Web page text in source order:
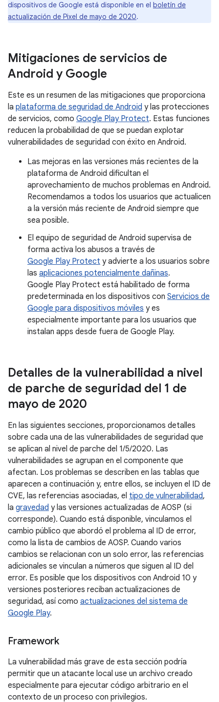
dispositivos de Google está disponible en el boletín de
actualización de Pixel de mayo de 2020.
Mitigaciones de servicios de
Android y Google
Este es un resumen de las mitigaciones que proporciona
la plataforma de seguridad de Android y las protecciones
de servicios, como Google Play Protect. Estas funciones
reducen la probabilidad de que se puedan explotar
vulnerabilidades de seguridad con éxito en Android.
Las mejoras en las versiones más recientes de la
plataforma de Android dificultan el
aprovechamiento de muchos problemas en Android.
Recomendamos a todos los usuarios que actualicen
a la versión más reciente de Android siempre que
sea posible.
El equipo de seguridad de Android supervisa de
forma activa los abusos a través de
Google Play Protect y advierte a los usuarios sobre
las aplicaciones potencialmente dañinas.
Google Play Protect está habilitado de forma
predeterminada en los dispositivos con Servicios de
Google para dispositivos móviles y es
especialmente importante para los usuarios que
instalan apps desde fuera de Google Play.
Detalles de la vulnerabilidad a nivel
de parche de seguridad del 1 de
mayo de 2020
En las siguientes secciones, proporcionamos detalles
sobre cada una de las vulnerabilidades de seguridad que
se aplican al nivel de parche del 1/5/2020. Las
vulnerabilidades se agrupan en el componente que
afectan. Los problemas se describen en las tablas que
aparecen a continuación y, entre ellos, se incluyen el ID de
CVE, las referencias asociadas, el tipo de vulnerabilidad,
la gravedad y las versiones actualizadas de AOSP (si
corresponde). Cuando está disponible, vinculamos el
cambio público que abordó el problema al ID de error,
como la lista de cambios de AOSP. Cuando varios
cambios se relacionan con un solo error, las referencias
adicionales se vinculan a números que siguen al ID del
error. Es posible que los dispositivos con Android 10 y
versiones posteriores reciban actualizaciones de
seguridad, así como actualizaciones del sistema de
Google Play.
Framework
La vulnerabilidad más grave de esta sección podría
permitir que un atacante local use un archivo creado
especialmente para ejecutar código arbitrario en el
contexto de un proceso con privilegios.